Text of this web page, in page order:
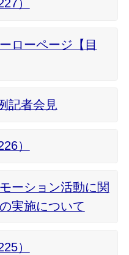
）
ローページ【目
記者会見
）
ーション活動に関
実施について
）